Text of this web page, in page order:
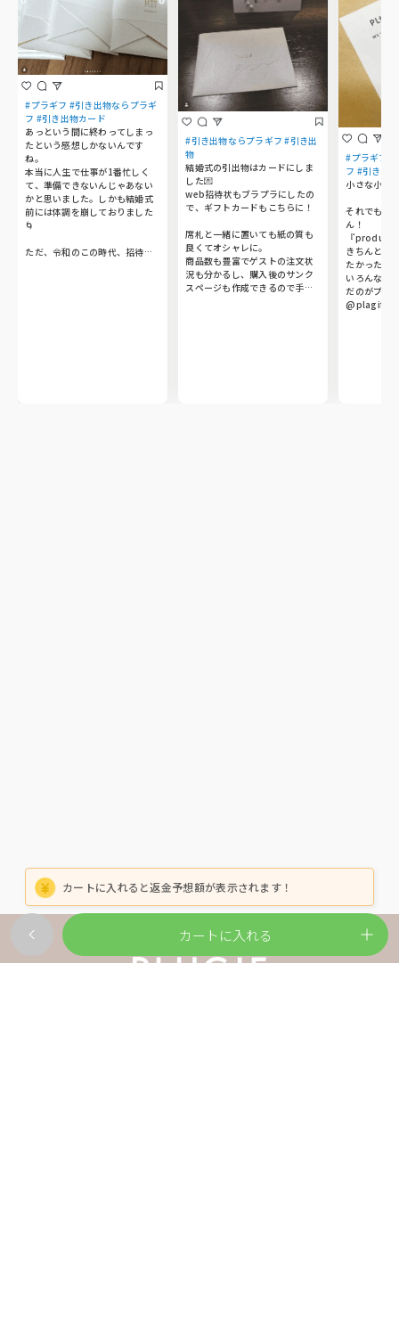
#プラギフ #引き出物ならプラギ
フ #引き出物カード
あっという間に終わってしまっ
たという感想しかないんです
ね。
本当に人生で仕事が1番忙しく
て、準備できないんじゃあない
かと思いました。しかも結婚式
前には体調を崩しておりました
🌀
ただ、令和のこの時代、招待状
#引き出物ならプラギフ #引き出
物
結婚式の引出物はカードにしま
した💌
web招待状もブラプラにしたの
で、ギフトカードもこちらに！
席札と一緒に置いても紙の質も
良くてオシャレに。
商品数も豊富でゲストの注文状
況も分かるし、購入後のサンク
スページも作成できるので手作
#プラギフ #
フ #引き出
小さな小さ
それでもこ
ん！
『produce
きちんと思
たかったの
いろんなサ
だのがプラ
カートに入れると返金予想額が表示されます！
カートに入れる